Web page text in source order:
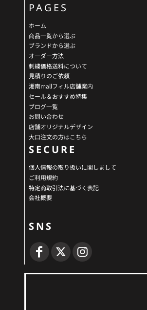
PAGES
ホーム
商品一覧から選ぶ
ブランドから選ぶ
オーダー方法
刺繍価格送料について
見積りのご依頼
湘南mallフィル店舗案内
セール＆おすすめ特集
ブログ一覧
お問い合わせ
店舗オリジナルデザイン
大口注文の方はこちら
SECURE
個人情報の取り扱いに関しまして
ご利用規約
特定商取引法に基づく表記
会社概要
SNS